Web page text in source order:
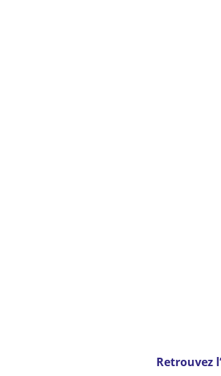
Retrouvez